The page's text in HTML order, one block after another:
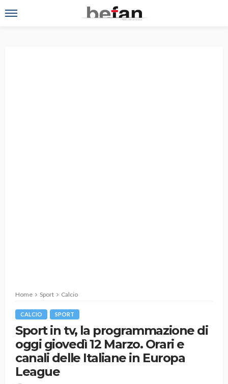
Home Sport Calcio
CALCIO SPORT
Sport in tv, la programmazione di
oggi giovedì 12 Marzo. Orari e
canali delle Italiane in Europa
League